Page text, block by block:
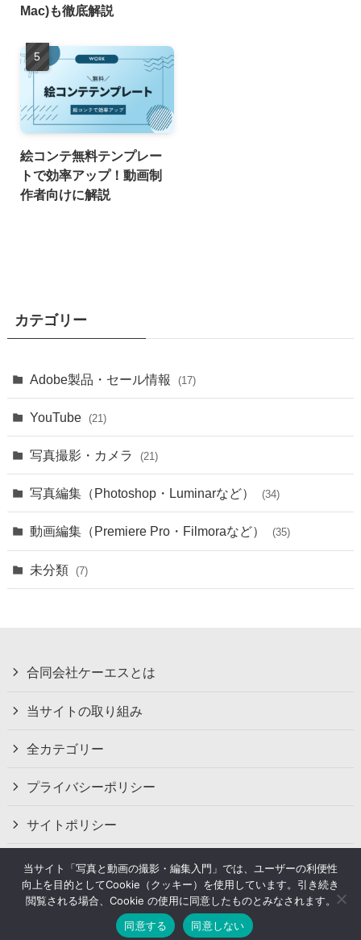
Mac)も徹底解説
絵コンテ無料テンプレー
トで効率アップ！動画制
作者向けに解説
カテゴリー
Adobe製品・セール情報 (17)
YouTube (21)
写真撮影・カメラ (21)
写真編集（Photoshop・Luminarなど） (34)
動画編集（Premiere Pro・Filmoraなど） (35)
未分類 (7)
合同会社ケーエスとは
当サイトの取り組み
全カテゴリー
プライバシーポリシー
サイトポリシー
お問い合わせ
©2024 Your-Create
当サイト「写真と動画の撮影・編集入門」では、ユーザーの利便性
向上を目的としてCookie（クッキー）を使用しています。引き続き
閲覧される場合、Cookie の使用に同意したものとみなされます。
同意する
同意しない